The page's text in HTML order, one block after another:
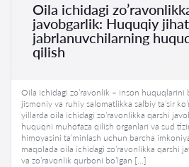
Oila ichidagi
javobgarlik: Huquqiy
jabrlanuvchilarning
qilish
Oila ichidagi zo’ravonlik – inson huquqlarini
jismoniy va ruhiy salomatlikka salbiy ta’sir
yillarda oila ichidagi zo’ravonlikka qarshi
huquqni muhofaza qilish organlari va sud
himoyasini ta’minlash uchun barcha
maqolada oila ichidagi zo’ravonlikka qarshi
va zo’ravonlik qurboni bo’lgan […]